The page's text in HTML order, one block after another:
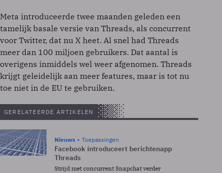
Meta introduceerde twee maanden geleden een
tamelijk basale versie van Threads, als concurrent
voor Twitter, dat nu X heet. Al snel had Threads
meer dan 100 miljoen gebruikers. Dat aantal is
overigens inmiddels wel weer afgenomen. Threads
krijgt geleidelijk aan meer features, maar is tot nu
toe niet in de EU te gebruiken.
GERELATEERDE ARTIKELEN
Nieuws Toepassingen
Facebook introduceert berichtenapp
Threads
Strijd met concurrent Snapchat verder